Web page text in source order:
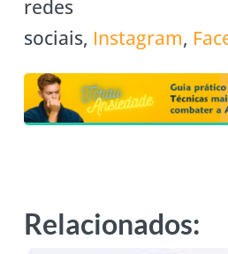
redes
sociais, Instagram,
Relacionados: